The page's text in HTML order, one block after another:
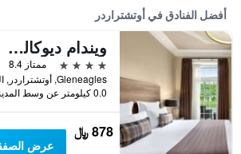
أفضل الفنادق في أوتشتراردر
ويندام ديوكالي كانتري إستايت
4 نجوم
ممتاز 8.4
0.0 كيلومتر عن وسط المدينة
878 ﷼
عرض